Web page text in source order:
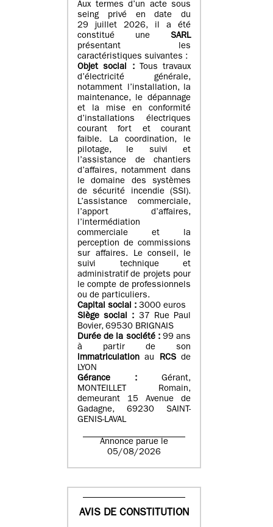
Aux termes d’un acte sous
seing privé en date du
29 juillet 2026, il a été
constitué une SARL
présentant les
caractéristiques suivantes :
Objet social :
Tous travaux
d’électricité générale,
notamment l’installation, la
maintenance, le dépannage
et la mise en conformité
d’installations électriques
courant fort et courant
faible. La coordination, le
pilotage, le suivi et
l’assistance de chantiers
d’affaires, notamment dans
le domaine des systèmes
de sécurité incendie (SSI).
L’assistance commerciale,
l’apport d’affaires,
l’intermédiation
commerciale et la
perception de commissions
sur affaires. Le conseil, le
suivi technique et
administratif de projets pour
le compte de professionnels
ou de particuliers.
Capital social : 3000 euros
Siège social : 37 Rue Paul
Bovier, 69530 BRIGNAIS
Durée de la société : 99 ans
à partir de son
immatriculation au RCSde
LYON
Gérance :
Gérant,
MONTEILLET Romain,
demeurant 15 Avenue de
Gadagne, 69230 SAINT-
GENIS-LAVAL
Annonce parue le
05/08/2026
AVIS DE CONSTITUTION